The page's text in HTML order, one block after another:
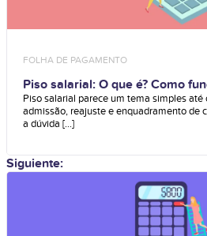
FOLHA DE PAGAMENTO
Piso salarial: O que é? Como
empresa deve aplicar?
Piso salarial parece um tema simples
admissão, reajuste e enquadramento de
a dúvida [...]
Siguiente: